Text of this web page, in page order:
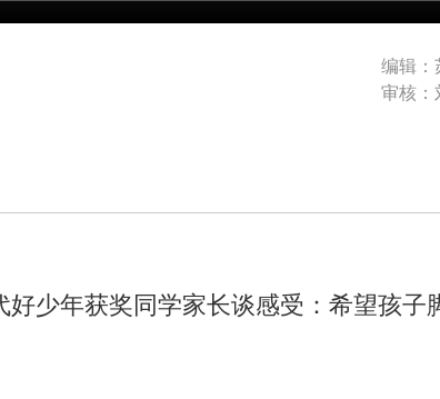
编辑：
审核
少年获奖同学家长谈感受：希望孩子